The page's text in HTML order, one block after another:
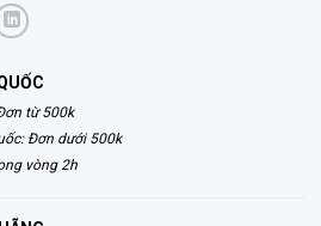
từ 500k
Đơn dưới 500k
vòng 2h